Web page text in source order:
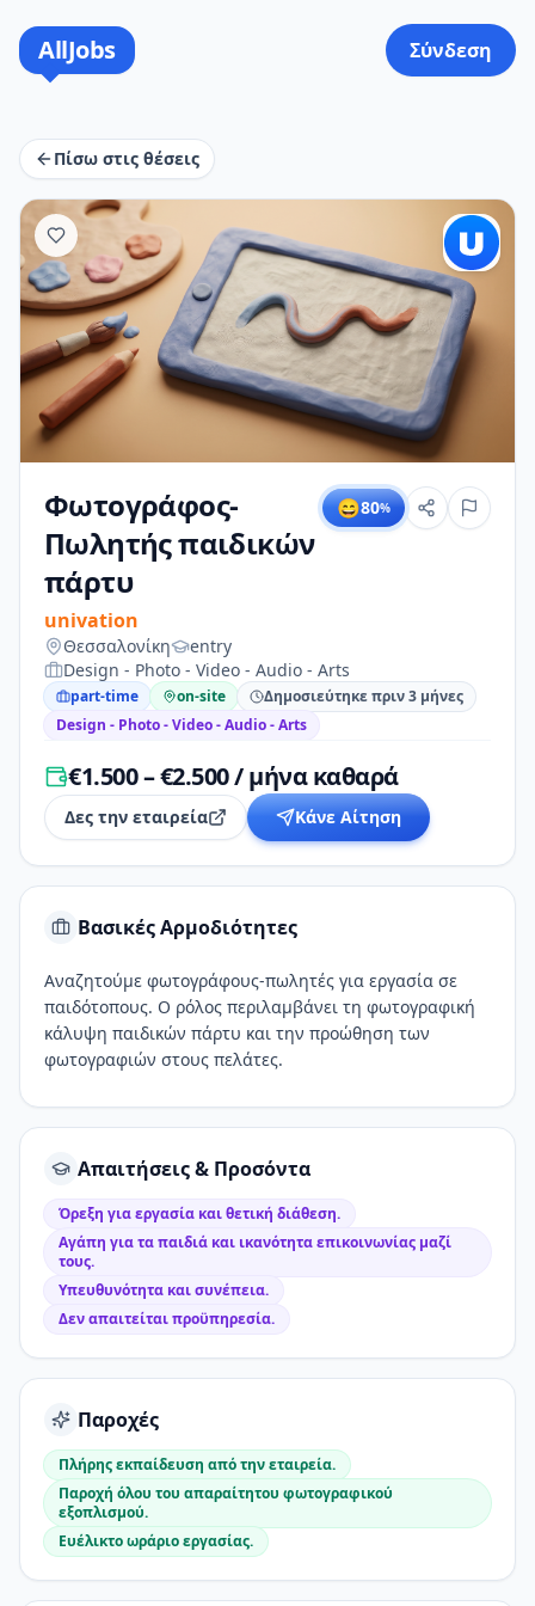
AllJobs Σύνδεση
Πίσω στις θέσεις
Φωτογράφος-
Πωλητής παιδικών
πάρτυ
univation
😄80%
Θεσσαλονίκη
entry
Design - Photo - Video - Audio - Arts
part-time on-site
Δημοσιεύτηκε πριν 3 μήνες
Design - Photo - Video - Audio - Arts
€1.500 – €2.500 / μήνα καθαρά
Δες την εταιρεία Κάνε Αίτηση
Βασικές Αρμοδιότητες
Αναζητούμε φωτογράφους-πωλητές για εργασία σε
παιδότοπους. Ο ρόλος περιλαμβάνει τη φωτογραφική
κάλυψη παιδικών πάρτυ και την προώθηση των
φωτογραφιών στους πελάτες.
Απαιτήσεις & Προσόντα
Όρεξη για εργασία και θετική διάθεση.
Αγάπη για τα παιδιά και ικανότητα επικοινωνίας μαζί
τους.
Υπευθυνότητα και συνέπεια.
Δεν απαιτείται προϋπηρεσία.
Παροχές
Πλήρης εκπαίδευση από την εταιρεία.
Παροχή όλου του απαραίτητου φωτογραφικού
εξοπλισμού.
Ευέλικτο ωράριο εργασίας.